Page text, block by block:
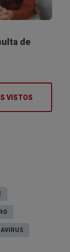
erosão
por isso, a
de
VISTOS